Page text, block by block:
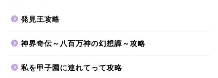
発見王攻略
神界奇伝～八百万神の幻想譚～攻略
私を甲子園に連れてって攻略